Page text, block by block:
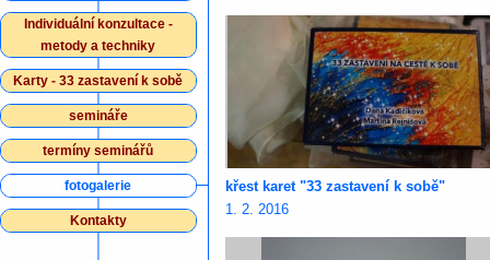
křest karet "33 zastavení k sobě"
1. 2. 2016
Individuální konzultace -
metody a techniky
Karty - 33 zastavení k sobě
semináře
termíny seminářů
fotogalerie
Kontakty